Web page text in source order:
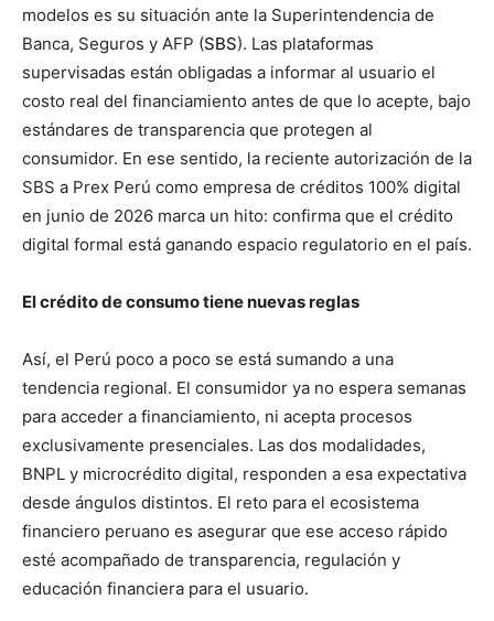
modelos es su situación ante la Superintendencia de
Banca, Seguros y AFP (SBS). Las plataformas
supervisadas están obligadas a informar al usuario el
costo real del financiamiento antes de que lo acepte, bajo
estándares de transparencia que protegen al
consumidor. En ese sentido, la reciente autorización de la
SBS a Prex Perú como empresa de créditos 100% digital
en junio de 2026 marca un hito: confirma que el crédito
digital formal está ganando espacio regulatorio en el país.
El crédito de consumo tiene nuevas reglas
Así, el Perú poco a poco se está sumando a una
tendencia regional. El consumidor ya no espera semanas
para acceder a financiamiento, ni acepta procesos
exclusivamente presenciales. Las dos modalidades,
BNPL y microcrédito digital, responden a esa expectativa
desde ángulos distintos. El reto para el ecosistema
financiero peruano es asegurar que ese acceso rápido
esté acompañado de transparencia, regulación y
educación financiera para el usuario.